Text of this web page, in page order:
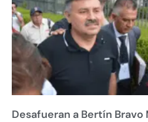
Desafueran a Bertín